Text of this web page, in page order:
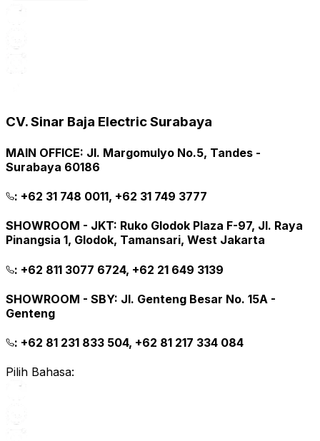
CV. Sinar Baja Electric Surabaya
MAIN OFFICE: Jl. Margomulyo No.5, Tandes -
Surabaya 60186
: +62 31 748 0011, +62 31 749 3777
SHOWROOM - JKT: Ruko Glodok Plaza F-97, Jl. Raya
Pinangsia 1, Glodok, Tamansari, West Jakarta
: +62 811 3077 6724, +62 21 649 3139
SHOWROOM - SBY: Jl. Genteng Besar No. 15A -
Genteng
: +62 81 231 833 504, +62 81 217 334 084
Pilih Bahasa: